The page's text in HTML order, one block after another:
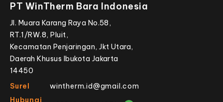
PT WinTherm Bara Indonesia
Jl. Muara Karang Raya No.58,
RT.1/RW.8, Pluit,
Kecamatan Penjaringan, Jkt Utara,
Daerah Khusus Ibukota Jakarta
14450
Surel
wintherm.id@gmail.com
Hubungi